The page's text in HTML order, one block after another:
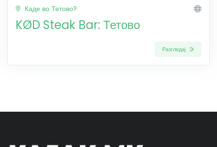
Каде во Тетово?
KØD Steak Bar: Тетово
Разгледај